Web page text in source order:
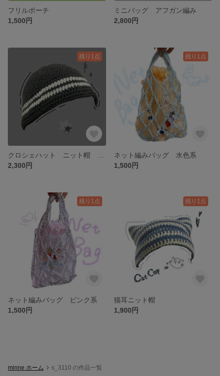
フリルポーチ
1,500円
ミニバッグ アフガン編み
2,800円
残り1点
2,300円
残り1点
ネット編みバッグ 水色系
1,500円
残り1点
ネット編みバッグ ピンク系
1,500円
残り1点
猫耳ニット帽
1,900円
minne ホーム s_3110 の作品一覧